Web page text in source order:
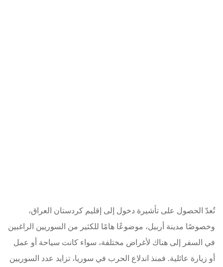
تُعدّ الحصول على تأشيرة دخول إلى إقليم كردستان العراق،
وخصوصًا مدينة أربيل، موضوعًا هامًا للكثير من السوريين الراغبين
في السفر إلى هناك لأغراض مختلفة، سواء كانت سياحة أو عمل
أو زيارة عائلية. فمنذ اندلاع الحرب في سوريا، تزايد عدد السوريين